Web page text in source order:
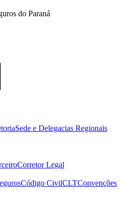
do Paraná
Sede e Delegacias Regionais
Corretor Legal
Código CivilCLTConvenções